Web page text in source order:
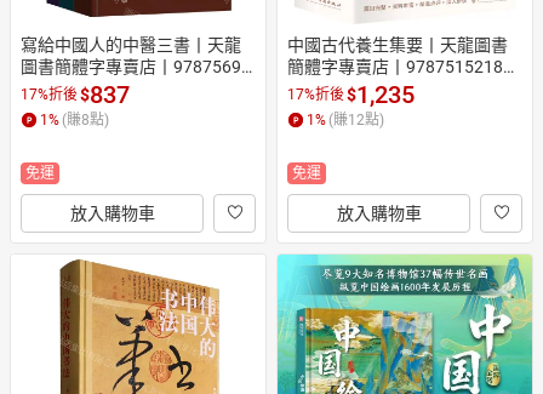
寫給中國人的中醫三書丨天龍
圖書簡體字專賣店丨97875691
08903 (tl2608_漢墨)
17%折後$837
1 % (賺8點)
免運
放入購物車
中國古代養生集要丨天龍圖書
簡體字專賣店丨978751521845
8 (tl2608_漢墨)
17%折後$1,235
1 % (賺12點)
免運
放入購物車